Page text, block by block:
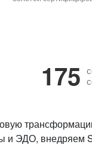
175
и ЭДО, внедряем